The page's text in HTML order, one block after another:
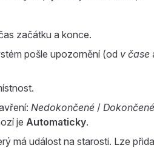
začátku a konce.
pošle upozornění (od v čase
Nedokončené / Dokončené
je Automaticky.
má událost na starosti. Lze